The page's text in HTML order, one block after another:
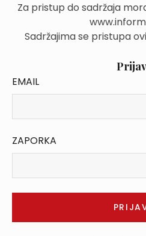
Za pristup do sadržaja
Sadržajima se pristupa
EMAIL
ZAPORKA